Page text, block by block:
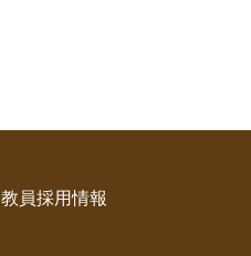
教員採用情報